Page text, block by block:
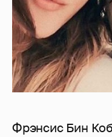
Фрэнсис Бин